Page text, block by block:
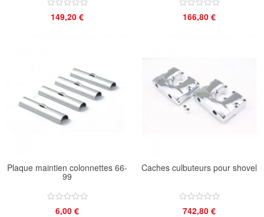
149,20 € 166,80 €
Plaque maintien colonnettes 66-
99
6,00 €
Caches culbuteurs pour shovel
742,80 €